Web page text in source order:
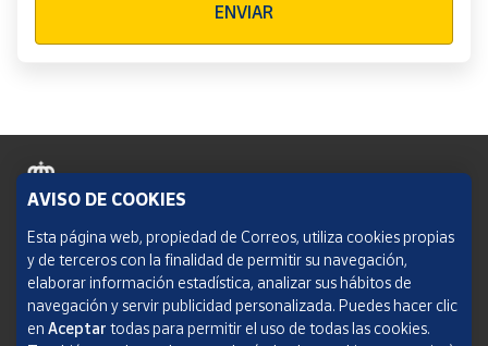
ENVIAR
Política de cookies
Aviso legal
Condiciones del servicio
AVISO DE COOKIES
Esta página web, propiedad de Correos, utiliza cookies propias
y de terceros con la finalidad de permitir su navegación,
elaborar información estadística, analizar sus hábitos de
navegación y servir publicidad personalizada. Puedes hacer clic
en Aceptar todas para permitir el uso de todas las cookies.